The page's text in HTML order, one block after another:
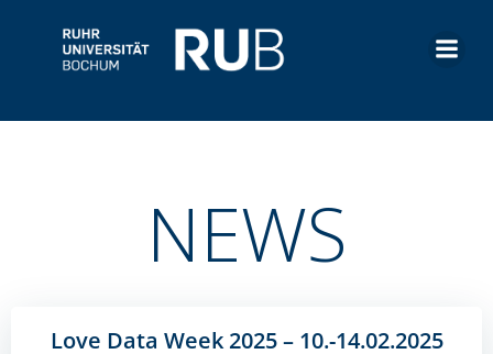
Inhalt
springen
NEWS
Love Data Week 2025 – 10.-14.02.2025